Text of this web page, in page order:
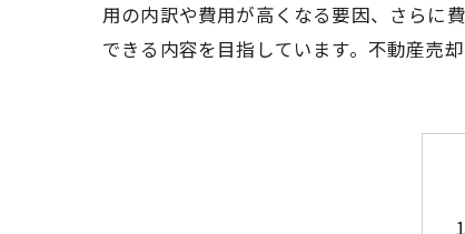
用の内訳や費用が高くなる要因、さらに
できる内容を目指しています。不動産売